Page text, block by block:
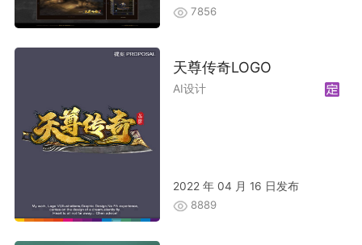
7856
天尊传奇LOGO
AI设计
2022 年 04 月 16 日发布
8889